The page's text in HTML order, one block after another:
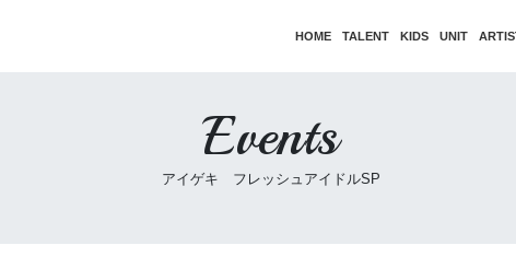
HOME TALENT KIDS UNIT
Events
アイゲキ フレッシュアイドルSP